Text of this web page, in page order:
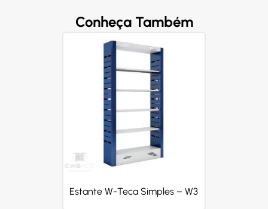
Conheça Também
Estante W-Teca Simples – W3